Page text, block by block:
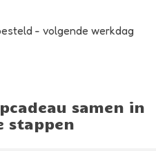
- volgende werkdag
samen in
stappen